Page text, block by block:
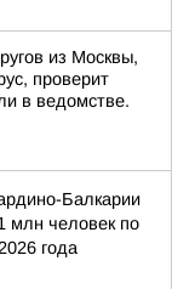
из Москвы,
проверит
в ведомстве.
Балкарии
млн человек по
года